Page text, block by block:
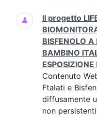
Il progetto
BISFENOLO
BAMBINO
Contenuto
Ftalati e
diffusamente
non